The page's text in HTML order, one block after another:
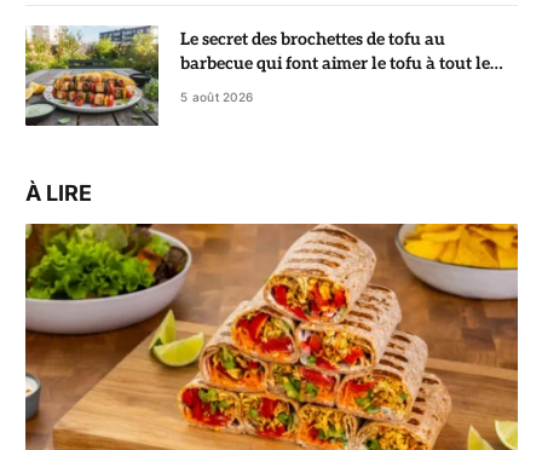
Le secret des brochettes de tofu au
barbecue qui font aimer le tofu à tout le
monde
5 août 2026
À LIRE